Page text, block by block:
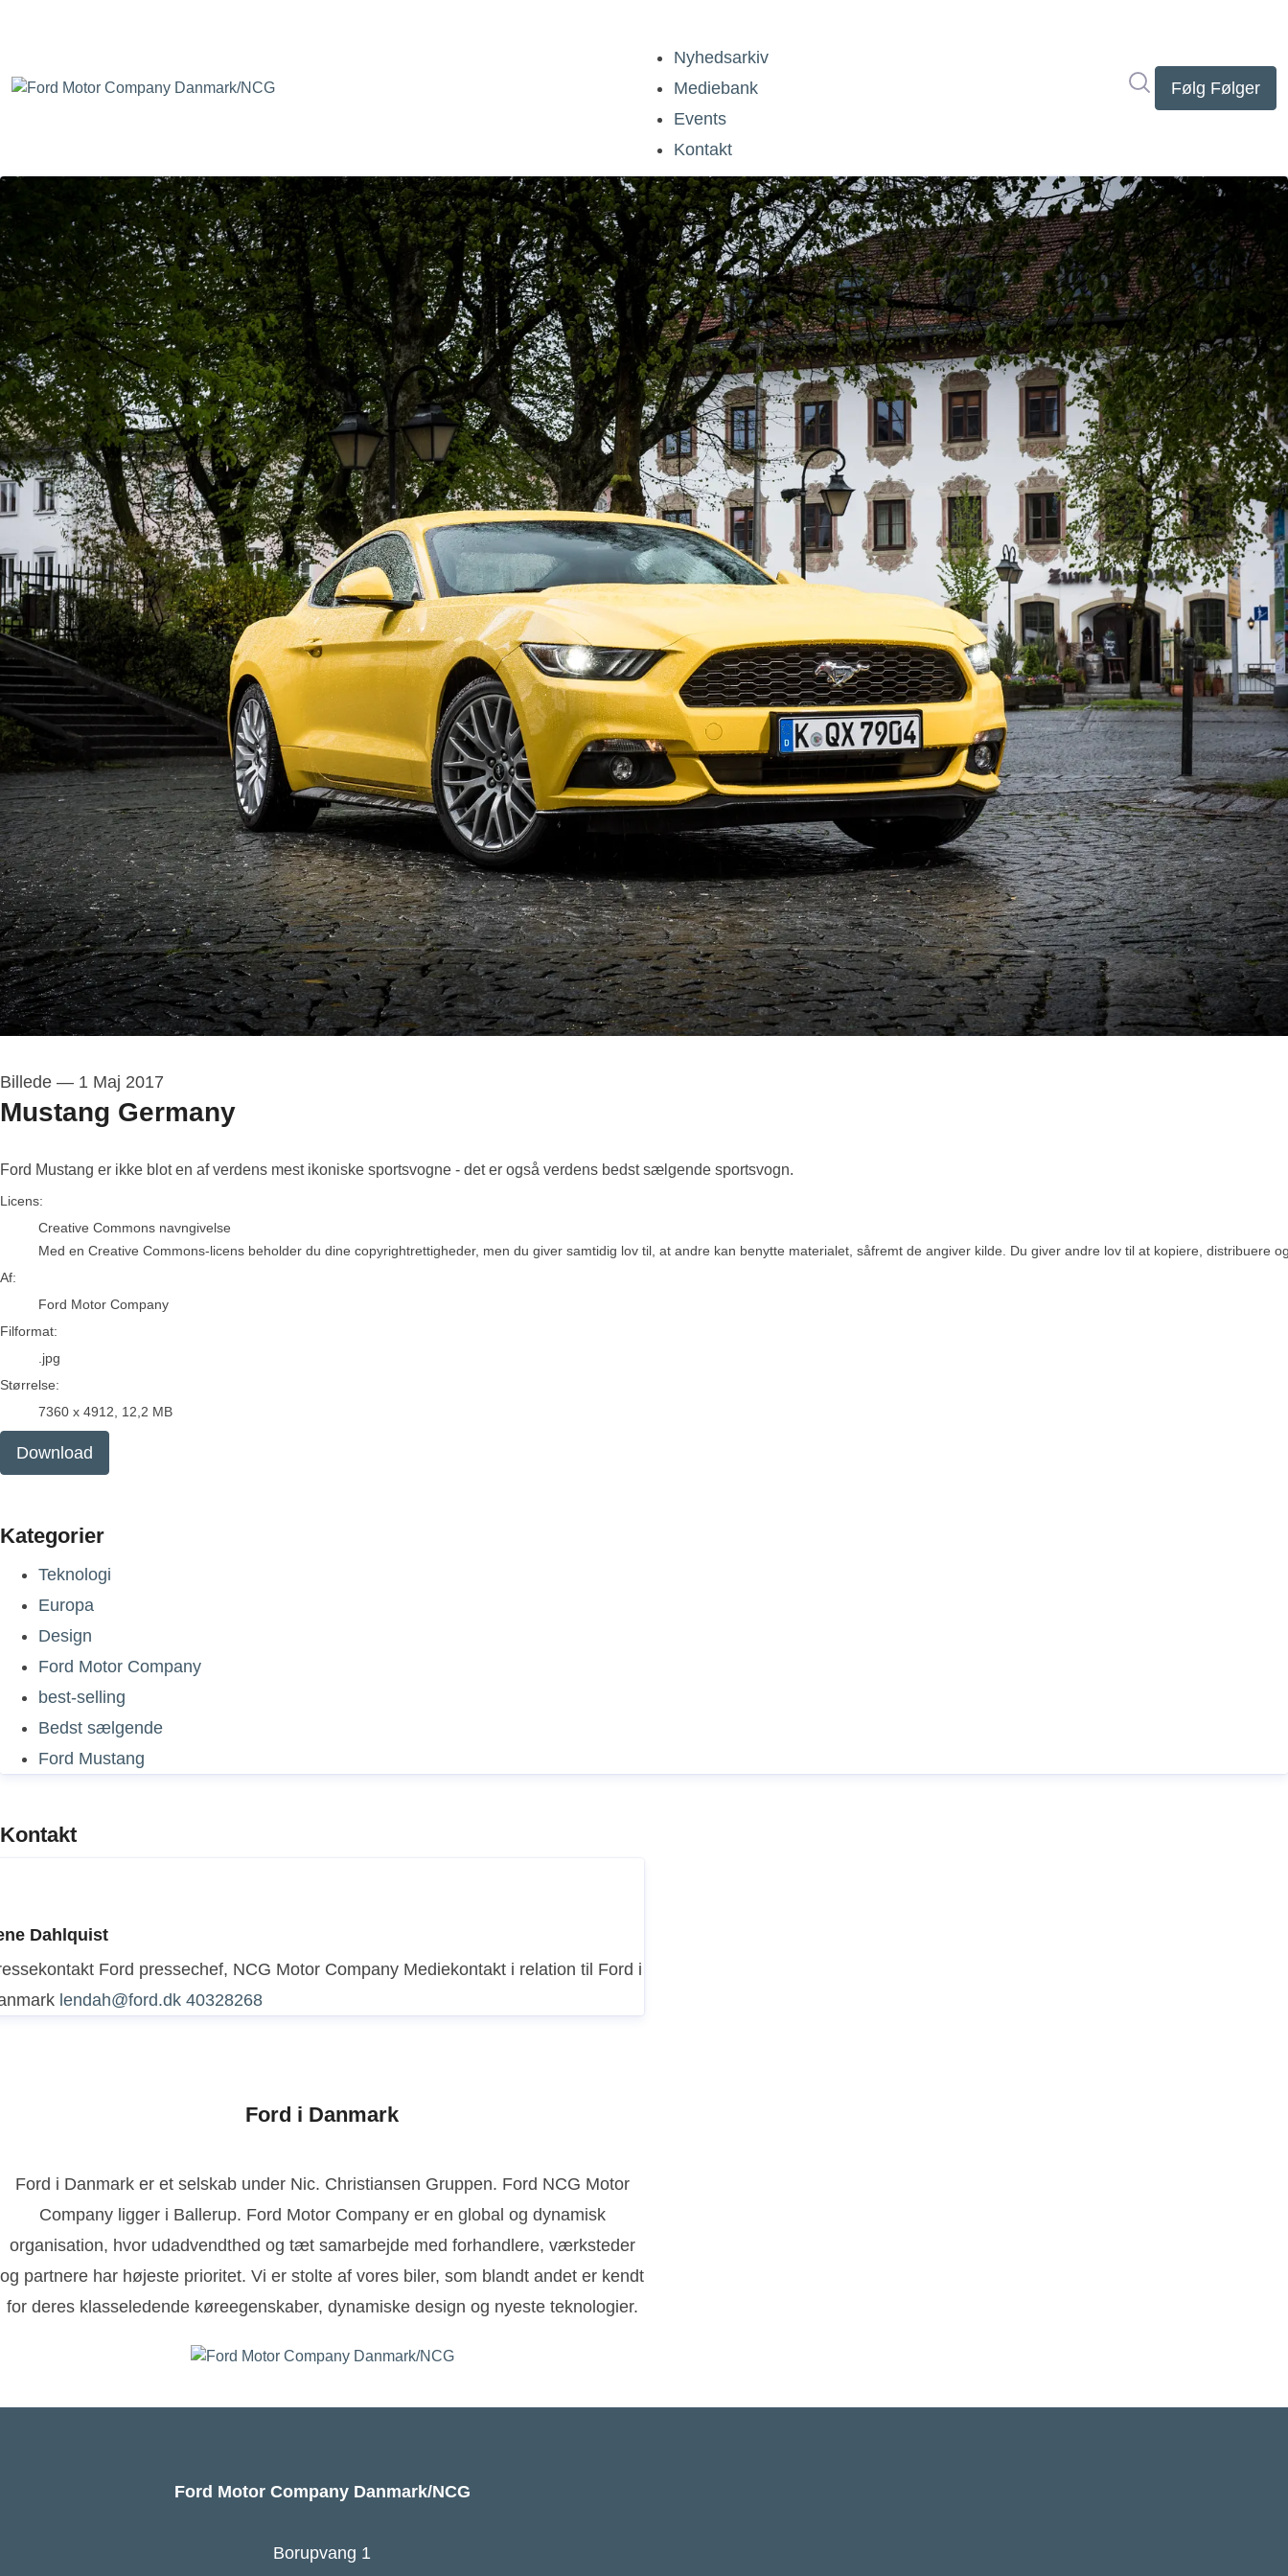
Nyhedsarkiv
Mediebank
Events
Kontakt
Følg Følger
Billede — 1 Maj 2017
Mustang Germany
Ford Mustang er ikke blot en af verdens mest ikoniske sportsvogne - det er også verdens bedst sælgende sportsvogn.
Ford Motor Company
Licens:
Creative Commons navngivelse
Med en Creative Commons-licens beholder du dine copyrightrettigheder, men du giver samtidig lov til, at andre kan benytte materialet, såfremt de angiver kilde. Du giver andre lov til at kopiere, distribuere
Af:
Ford Motor Company
Filformat:
.jpg
Størrelse:
7360 x 4912, 12,2 MB
Download
Kategorier
Teknologi
Europa
Design
Ford Motor Company
best-selling
Bedst sælgende
Ford Mustang
Kontakt
Dahlquist
Ford pressechef, NCG Motor Company Mediekontakt i relation til Ford i
lendah@ford.dk 40328268
Ford i Danmark
Ford i Danmark er et selskab under Nic. Christiansen Gruppen. Ford NCG Motor
Company ligger i Ballerup. Ford Motor Company er en global og dynamisk
organisation, hvor udadvendthed og tæt samarbejde med forhandlere, værksteder
og partnere har højeste prioritet. Vi er stolte af vores biler, som blandt andet er kendt
for deres klasseledende køreegenskaber, dynamiske design og nyeste teknologier.
Ford Motor Company Danmark/NCG
Borupvang 1